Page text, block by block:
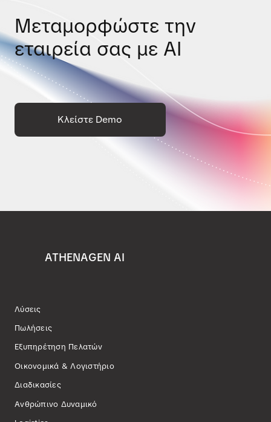
Μεταμορφώστε την
εταιρεία σας με AI
Κλείστε Demo
ATHENAGEN AI
​Λύσεις
Πωλήσεις
Εξυπηρέτηση Πελατών
Οικονομικά & Λογιστήριο
Διαδικασίες
Ανθρώπινο Δυναμικό